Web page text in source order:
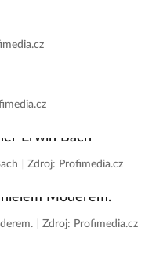
Zdroj: Profimedia.cz
Zdroj: Profimedia.cz